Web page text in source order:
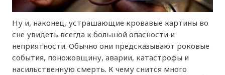
Ну и, наконец, устрашающие кровавые картины во
сне увидеть всегда к большой опасности и
неприятности. Обычно они предсказывают роковые
события, поножовщину, аварии, катастрофы и
насильственную смерть. К чему снится много